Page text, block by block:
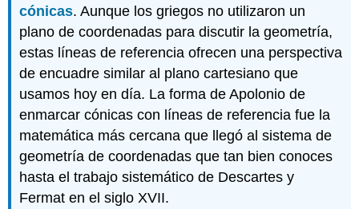
cónicas. Aunque los griegos no utilizaron un
plano de coordenadas para discutir la geometría,
estas líneas de referencia ofrecen una perspectiva
de encuadre similar al plano cartesiano que
usamos hoy en día. La forma de Apolonio de
enmarcar cónicas con líneas de referencia fue la
matemática más cercana que llegó al sistema de
geometría de coordenadas que tan bien conoces
hasta el trabajo sistemático de Descartes y
Fermat en el siglo XVII.